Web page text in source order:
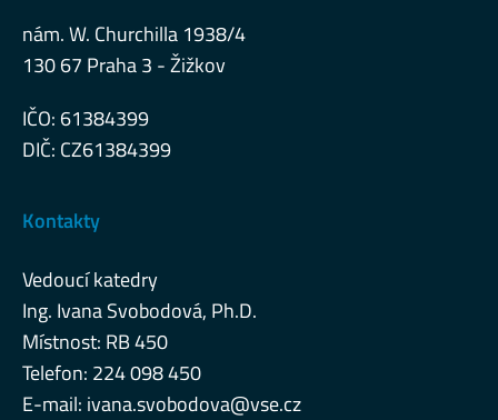
nám. W. Churchilla 1938/4
130 67 Praha 3 - Žižkov
IČO: 61384399
DIČ: CZ61384399
Kontakty
Vedoucí katedry
Ing. Ivana Svobodová, Ph.D.
Místnost: RB 450
Telefon: 224 098 450
E-mail: ivana.svobodova@vse.cz